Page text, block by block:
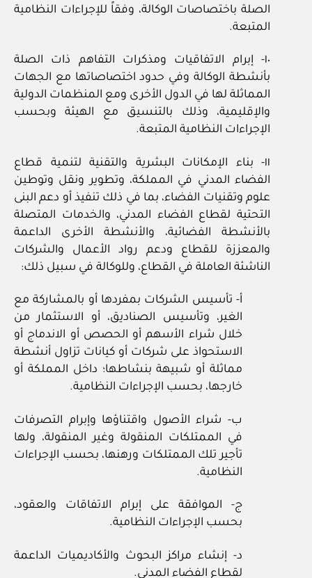
الصلة باختصاصات الوكالة، وفقاً للإجراءات النظامية
المتبعة.
١٠- إبرام الاتفاقيات ومذكرات التفاهم ذات الصلة
بأنشطة الوكالة وفي حدود اختصاصاتها مع الجهات
المماثلة لها في الدول الأخرى ومع المنظمات الدولية
والإقليمية، وذلك بالتنسيق مع الهيئة وبحسب
الإجراءات النظامية المتبعة.
١١- بناء الإمكانات البشرية والتقنية لتنمية قطاع
الفضاء المدني في المملكة، وتطوير ونقل وتوطين
علوم وتقنيات الفضاء، بما في ذلك تنفيذ أو دعم البنى
التحتية لقطاع الفضاء المدني، والخدمات المتصلة
بالأنشطة الفضائية، والأنشطة الأخرى الداعمة
والمعززة للقطاع ودعم رواد الأعمال والشركات
الناشئة العاملة في القطاع، وللوكالة في سبيل ذلك:
أ- تأسيس الشركات بمفردها أو بالمشاركة مع
الغير، وتأسيس الصناديق، أو الاستثمار من
خلال شراء الأسهم أو الحصص أو الاندماج أو
الاستحواذ على شركات أو كيانات تزاول أنشطة
مماثلة أو شبيهة بنشاطها؛ داخل المملكة أو
خارجها، بحسب الإجراءات النظامية.
ب- شراء الأصول واقتناؤها وإبرام التصرفات
في الممتلكات المنقولة وغير المنقولة، ولها
تأجير تلك الممتلكات ورهنها، بحسب الإجراءات
النظامية.
ج- الموافقة على إبرام الاتفاقات والعقود،
بحسب الإجراءات النظامية.
د- إنشاء مراكز البحوث والأكاديميات الداعمة
لقطاع الفضاء المدني.